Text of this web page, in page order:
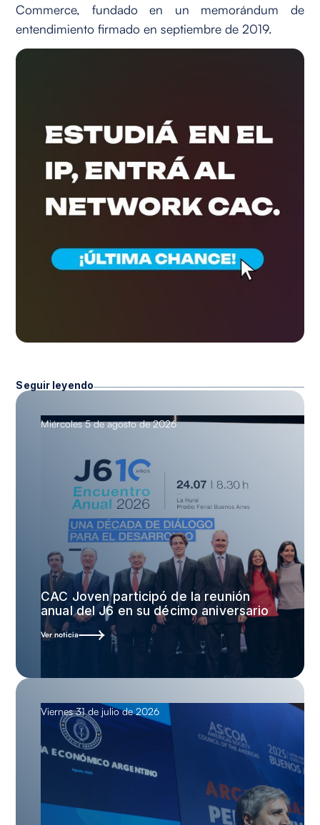
Commerce, fundado en un memorándum de
entendimiento firmado en septiembre de 2019.
Seguir leyendo
Miércoles 5 de agosto de 2026
CAC Joven participó de la reunión
anual del J6 en su décimo aniversario
Ver noticia
Viernes 31 de julio de 2026